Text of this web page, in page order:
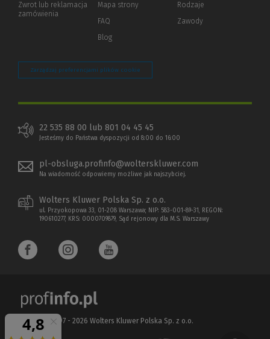
innej
Zwrot lub reklamacja
zamówienia
Mapa strony
FAQ
Blog
Rodzaje
Zawody
Zarządzaj preferencjami plików cookie
22 535 88 00 lub 801 04 45 45
Jesteśmy do Państwa dyspozycji od 8:00 do 16:00
pl-obsluga.profinfo@wolterskluwer.com
Na wiadomość odpowiemy możliwe jak najszybciej.
Wolters Kluwer Polska Sp. z o.o.
ul. Przyokopowa 33, 01-208 Warszawa; NIP: 583-001-89-31, REGON:
190610277, KRS: 0000709879, Sąd rejonowy dla M.S. Warszawy
Copyright 1997 - 2026 Wolters Kluwer Polska Sp. z o.o.